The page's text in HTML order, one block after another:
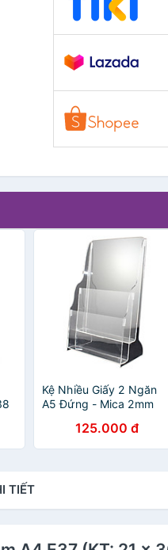
Kệ Nhiều Giấy 2 Ngăn
A5 Đứng - Mica 2mm
125.000 đ
TIẾT